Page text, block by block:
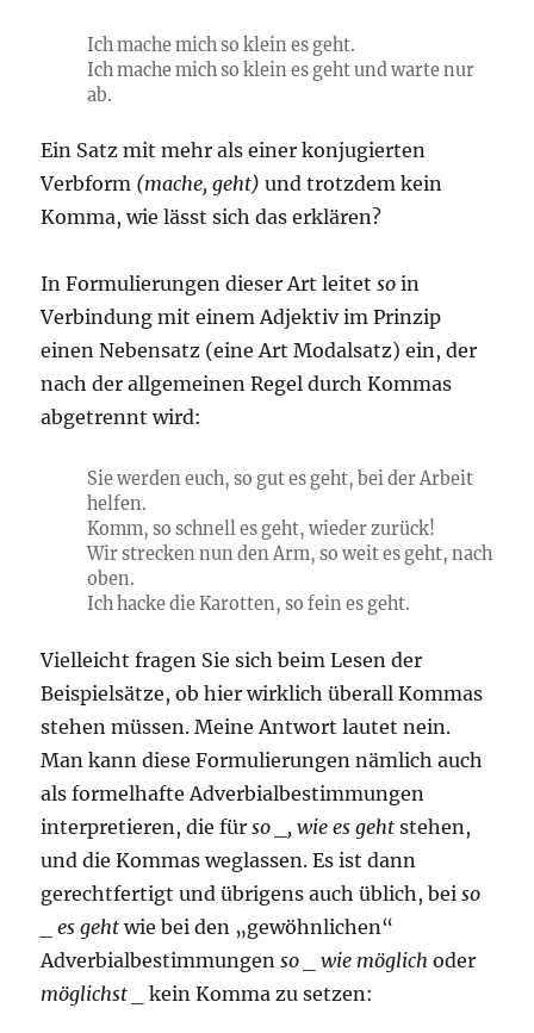
Ich mache mich so klein es geht.
Ich mache mich so klein es geht und warte nur
ab.
Ein Satz mit mehr als einer konjugierten
Verbform (mache, geht) und trotzdem kein
Komma, wie lässt sich das erklären?
In Formulierungen dieser Art leitetso in
Verbindung mit einem Adjektiv im Prinzip
einen Nebensatz (eine Art Modalsatz) ein, der
nach der allgemeinen Regel durch Kommas
abgetrennt wird:
Sie werden euch, so gut es geht, bei der Arbeit
helfen.
Komm, so schnell es geht, wieder zurück!
Wir strecken nun den Arm, so weit es geht, nach
oben.
Ich hacke die Karotten, so fein es geht.
Vielleicht fragen Sie sich beim Lesen der
Beispielsätze, ob hier wirklich überall Kommas
stehen müssen. Meine Antwort lautet nein.
Man kann diese Formulierungen nämlich auch
als formelhafte Adverbialbestimmungen
interpretieren, die fürso _, wie es geht stehen,
und die Kommas weglassen. Es ist dann
gerechtfertigt und übrigens auch üblich, bei so
_ es geht wie bei den „gewöhnlichen“
Adverbialbestimmungenso _ wie möglich oder
möglichst _
kein Komma zu setzen: